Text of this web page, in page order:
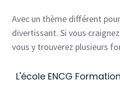
Avec un thème différent
divertissant. Si vous
vous y trouverez plusieurs
L'école ENCG Formation